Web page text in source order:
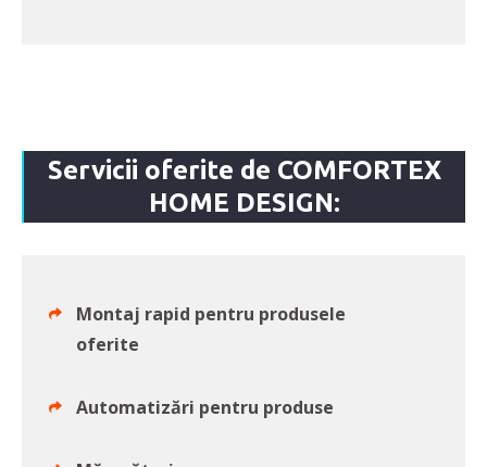
Servicii oferite de COMFORTEX
HOME DESIGN:
Montaj rapid pentru produsele
oferite
Automatizări pentru produse